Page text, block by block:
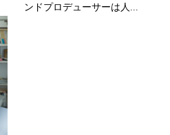
ンドプロデューサーは人...